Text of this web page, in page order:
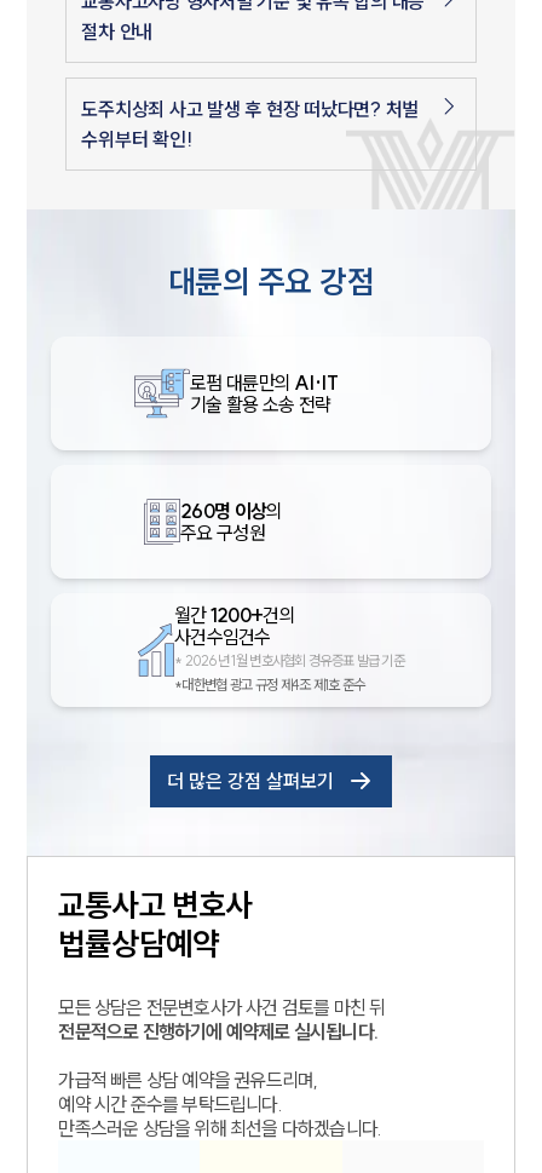
절차 안내
도주치상죄 사고 발생 후 현장 떠났다면? 처벌
수위부터 확인!
대륜의 주요 강점
로펌 대륜만의 AI·IT
기술 활용 소송 전략
260명 이상의
주요 구성원
월간1200+건의
사건수임건수
* 2026년 1월 변호사협회 경유증표 발급 기준
*대한변협 광고 규정 제4조 제1호 준수
더 많은 강점 살펴보기
교통사고변호사
법률상담예약
모든 상담은 전문변호사가 사건 검토를 마친 뒤
전문적으로 진행하기에 예약제로 실시됩니다.
가급적 빠른 상담 예약을 권유드리며,
예약 시간 준수를 부탁드립니다.
만족스러운 상담을 위해 최선을 다하겠습니다.